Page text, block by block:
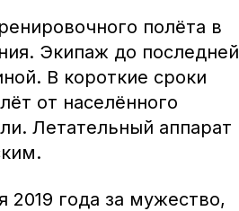
полёта в
Экипаж до последней
В короткие сроки
от населённого
Летательный аппарат
2019 года за мужество,